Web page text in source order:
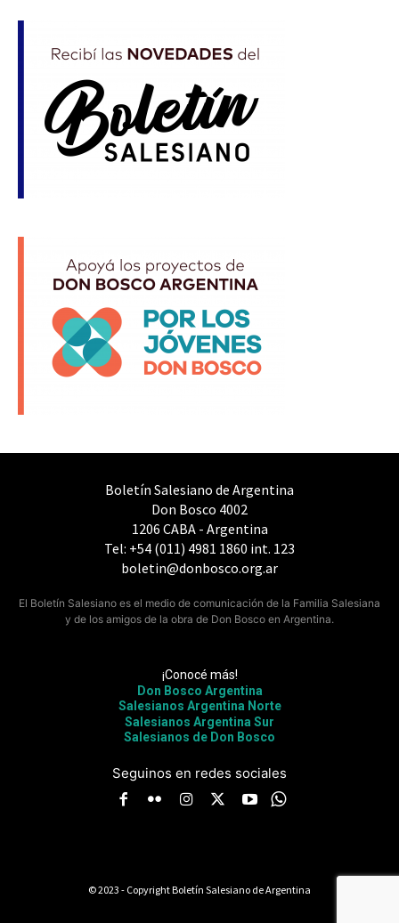
Boletín Salesiano de Argentina
Don Bosco 4002
1206 CABA - Argentina
Tel: +54 (011) 4981 1860 int. 123
boletin@donbosco.org.ar
El Boletín Salesiano es el medio de comunicación de la Familia Salesiana
y de los amigos de la obra de Don Bosco en Argentina.
¡Conocé más!
Don Bosco Argentina
Salesianos Argentina Norte
Salesianos Argentina Sur
Salesianos de Don Bosco
Seguinos en redes sociales
© 2023 - Copyright Boletín Salesiano de Argentina